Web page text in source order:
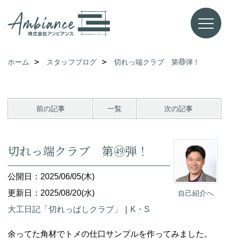
ホーム スタッフブログ 切れっ端クラブ 第㊾弾！
前の記事 一覧 次の記事
自己紹介へ
切れっ端クラブ 第㊾弾！
公開日：2025/06/05(木)
更新日：2025/08/20(水)
大工日記「切れっぱしクラブ」
K・S
余ってた角材でトメの仕口サンプルを作ってみました。